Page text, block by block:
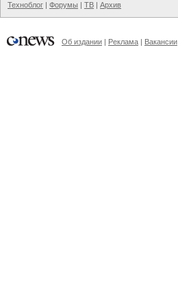
Техноблог | Форумы | ТВ | Архив
Об издании | Реклама | Вакансии